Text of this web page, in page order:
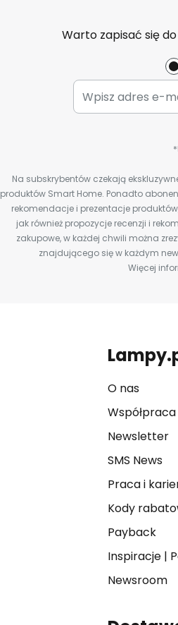
Warto zapisać się
Na subskrybentów czekają
produktów Smart Home. Ponadto
rekomendacje i prezentacje
jak również propozycje recenzji i
zakupowe, w każdej chwili można
znajdującego się w każdym
Więcej
O nas
Newsletter
SMS News
Praca i
Kody
Payback
Inspiracje|
Newsroom